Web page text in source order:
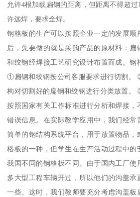
允许4根加载扁钢的距离，但距离不得超
许远焊，要求全焊。
钢格板的生产可以按照企业一定的发展顺
后，先要做的就是采购产品的原材料：扁
和绞钢经焊接工艺研究设计布置而成。钢
①扁钢和绞钢按公司客服要求进行切割。
构对切割好的扁钢和绞钢进行分类放置。
按照国家有关工作标准进行分析和焊接，
错误信息。在实际教学应用中，我们经常
简单的钢结构系统平台，用于放置物品，
格板的一种，但学生在生产活动过程中的
我国不同的钢格板不同。由于国内工厂使
多大型工程车辆开过，所以他们的沟盖
一些。这时，我们教师要充分考虑沟盖板